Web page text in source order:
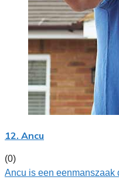
12. Ancu
(0)
Ancu is een eenmanszaak